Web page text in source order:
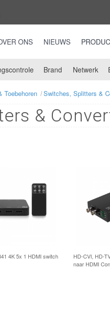
ONS NIEUWS
Brand Netwerk
Toebehoren Switches, Splitters &
&
4K 5x 1 HDMI switch
HD-CVI, HD-
naar HDMI